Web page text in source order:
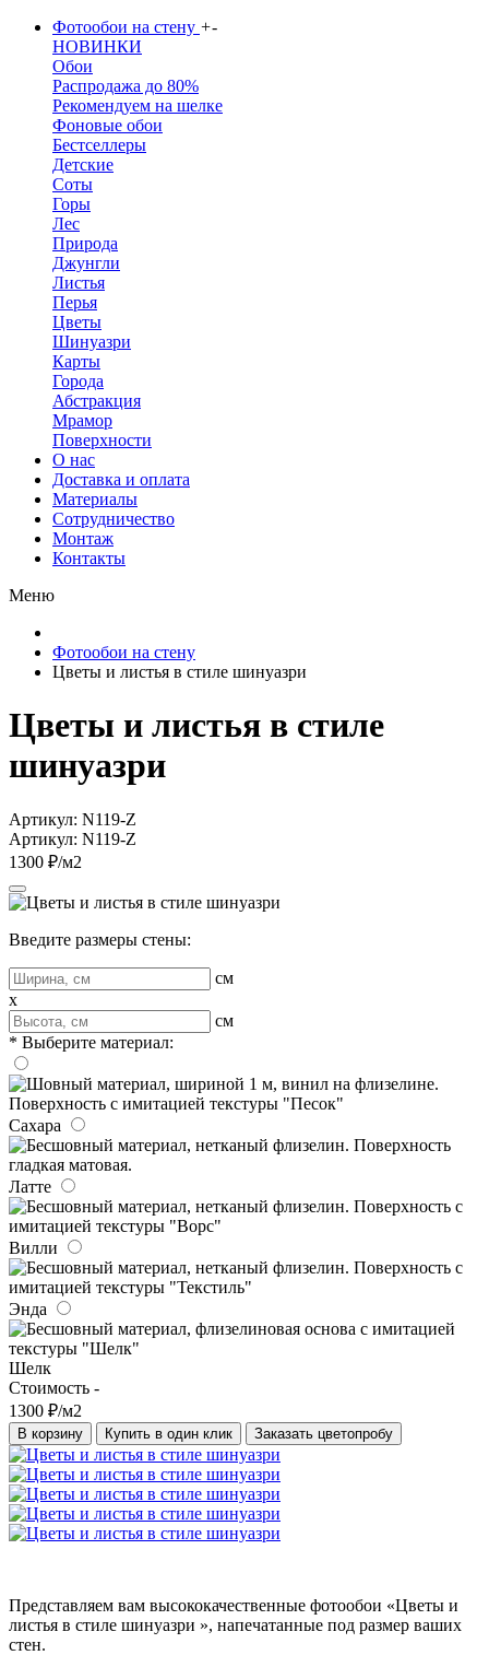
Фотообои на стену +-
НОВИНКИ
Обои
Распродажа до 80%
Рекомендуем на шелке
Фоновые обои
Бестселлеры
Детские
Соты
Горы
Лес
Природа
Джунгли
Листья
Перья
Цветы
Шинуазри
Карты
Города
Абстракция
Мрамор
Поверхности
О нас
Доставка и оплата
Материалы
Сотрудничество
Монтаж
Контакты
Меню
Фотообои на стену
Цветы и листья в стиле шинуазри
Цветы и листья в стиле
шинуазри
Артикул: N119-Z
Артикул: N119-Z
1300 ₽/м2
Введите размеры стены:
см
x
см
* Выберите материал:
Сахара
Латте
Вилли
Энда
Шелк
Стоимость -
1300 ₽/м2
В корзину Купить в один клик Заказать цветопробу
Представляем вам высококачественные фотообои «Цветы и
листья в стиле шинуазри », напечатанные под размер ваших
стен.